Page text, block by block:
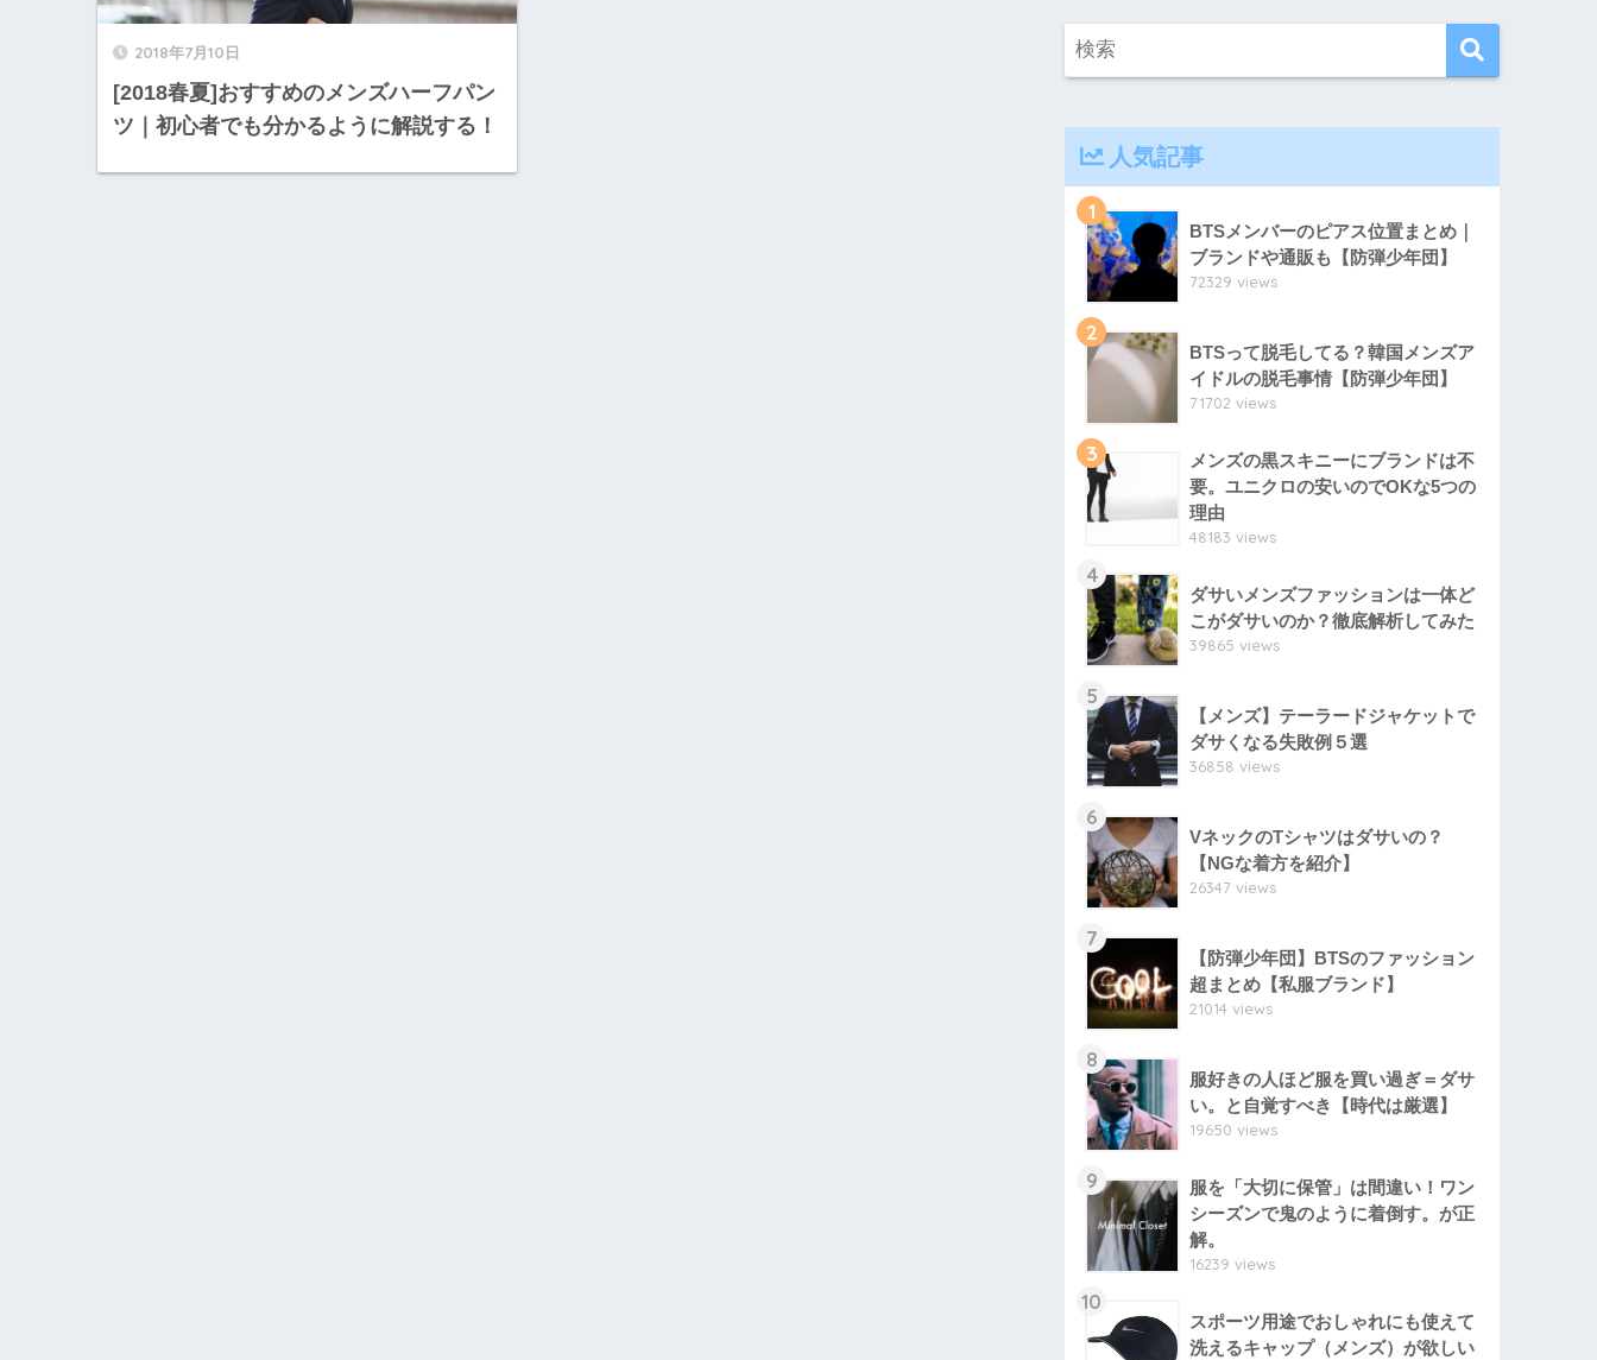
2018年7月10日
[2018春夏]おすすめのメンズハーフパン
ツ｜初心者でも分かるように解説する！
人気記事
1
BTSメンバーのピアス位置まとめ｜
ブランドや通販も【防弾少年団】
72329 views
2
BTSって脱毛してる？韓国メンズア
イドルの脱毛事情【防弾少年団】
71702 views
3
メンズの黒スキニーにブランドは不
要。ユニクロの安いのでOKな5つの
理由
48183 views
4
ダサいメンズファッションは一体ど
こがダサいのか？徹底解析してみた
39865 views
5
【メンズ】テーラードジャケットで
ダサくなる失敗例５選
36858 views
6
VネックのTシャツはダサいの？
【NGな着方を紹介】
26347 views
7
【防弾少年団】BTSのファッション
超まとめ【私服ブランド】
21014 views
8
服好きの人ほど服を買い過ぎ＝ダサ
い。と自覚すべき【時代は厳選】
19650 views
9
服を「大切に保管」は間違い！ワン
シーズンで鬼のように着倒す。が正
解。
16239 views
10
スポーツ用途でおしゃれにも使えて
洗えるキャップ（メンズ）が欲しい